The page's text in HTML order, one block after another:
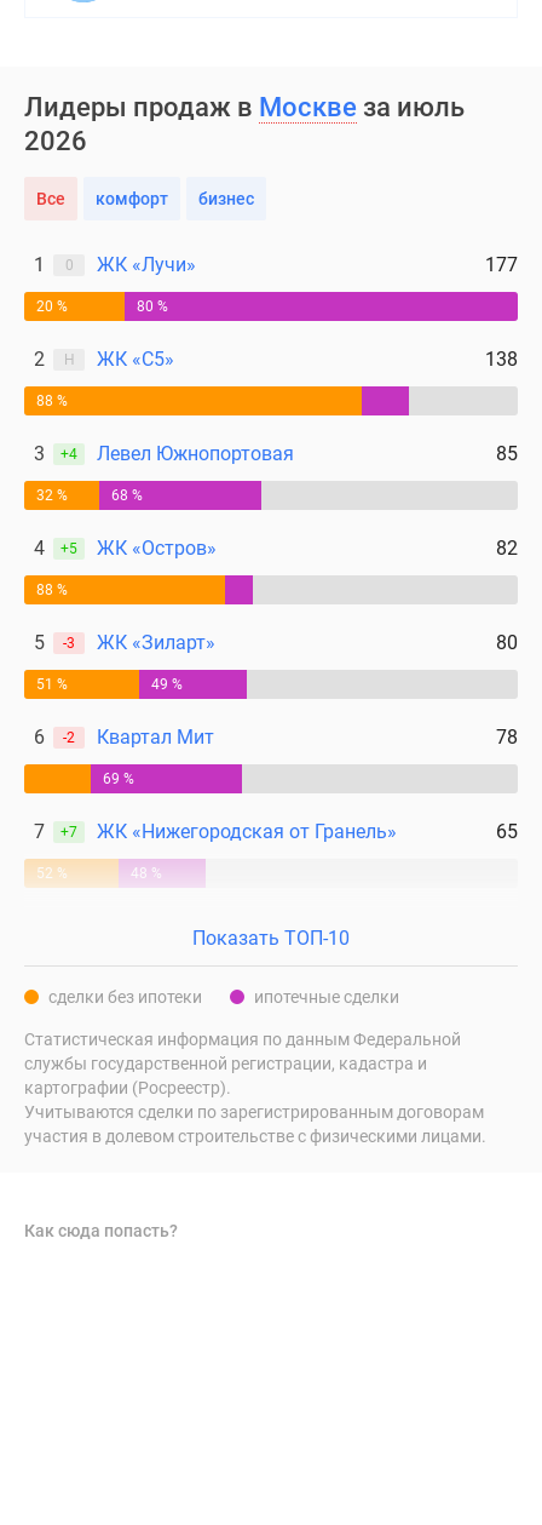
Лидеры продаж в Москве за июль
2026
Все комфорт бизнес
1 0 ЖК «Лучи» 177
20 % 80 %
2 Н ЖК «С5» 138
88 %
3 +4 Левел Южнопортовая 85
32 % 68 %
4 +5 ЖК «Остров» 82
88 %
5 -3 ЖК «Зиларт» 80
51 % 49 %
6 -2 Квартал Мит 78
69 %
7 +7 ЖК «Нижегородская от Гранель» 65
52 % 48 %
Показать ТОП-10
сделки без ипотеки ипотечные сделки
Статистическая информация по данным Федеральной
службы государственной регистрации, кадастра и
картографии (Росреестр).
Учитываются сделки по зарегистрированным договорам
участия в долевом строительстве с физическими лицами.
Как сюда попасть?